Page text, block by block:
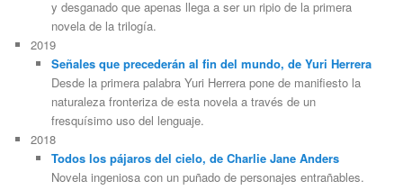
y desganado que apenas llega a ser un ripio de la primera
novela de la trilogía.
2019
Señales que precederán al fin del mundo, de Yuri Herrera
Desde la primera palabra Yuri Herrera pone de manifiesto la
naturaleza fronteriza de esta novela a través de un
fresquísimo uso del lenguaje.
2018
Todos los pájaros del cielo, de Charlie Jane Anders
Novela ingeniosa con un puñado de personajes entrañables.